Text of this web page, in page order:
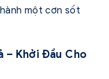
một cơn sốt
– Khởi Đầu Cho